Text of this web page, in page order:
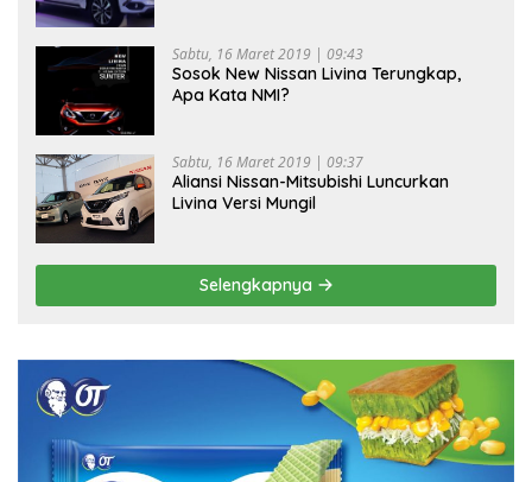
Sabtu, 16 Maret 2019 | 09:43
Sosok New Nissan Livina Terungkap,
Apa Kata NMI?
Sabtu, 16 Maret 2019 | 09:37
Aliansi Nissan-Mitsubishi Luncurkan
Livina Versi Mungil
Selengkapnya